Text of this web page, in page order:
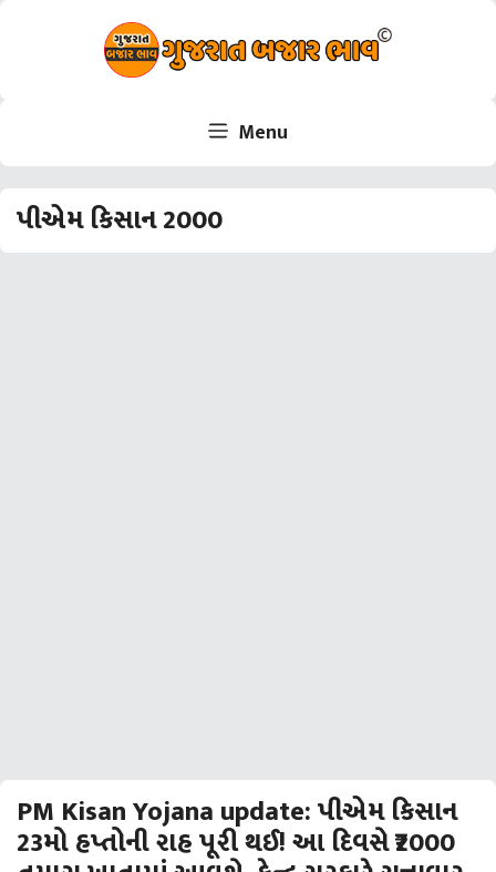
Skip
Menu
પીએમ કિસાન 2000
PM Kisan Yojana update: પીએમ કિસાન
23મો હપ્તોની રાહ પૂરી થઈ! આ દિવસે ₹2000